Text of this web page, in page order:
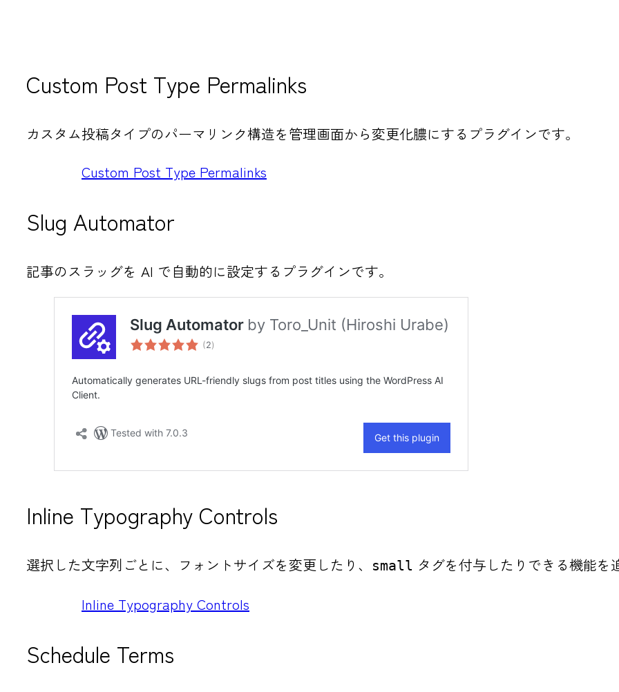
Custom Post Type Permalinks
カスタム投稿タイプのパーマリンク構造を管理画面から変更化膿にするプラグインです。
Custom Post Type Permalinks
Slug Automator
記事のスラッグを AI で自動的に設定するプラグインです。
Inline Typography Controls
選択した文字列ごとに、フォントサイズを変更したり、 small タグを付与したりできる機能を
Inline Typography Controls
Schedule Terms